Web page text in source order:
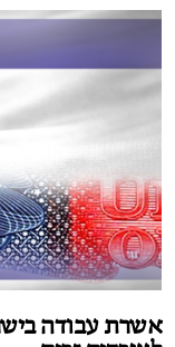
אשרת עבודה